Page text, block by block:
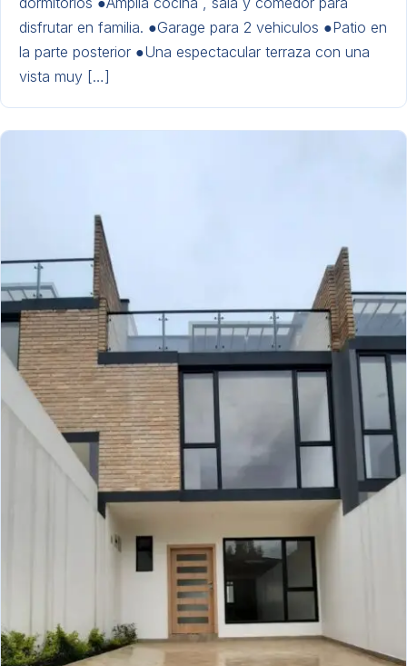
disfrutar en familia. ●Garage para 2 vehiculos ●Patio en
la parte posterior ●Una espectacular terraza con una
vista muy […]